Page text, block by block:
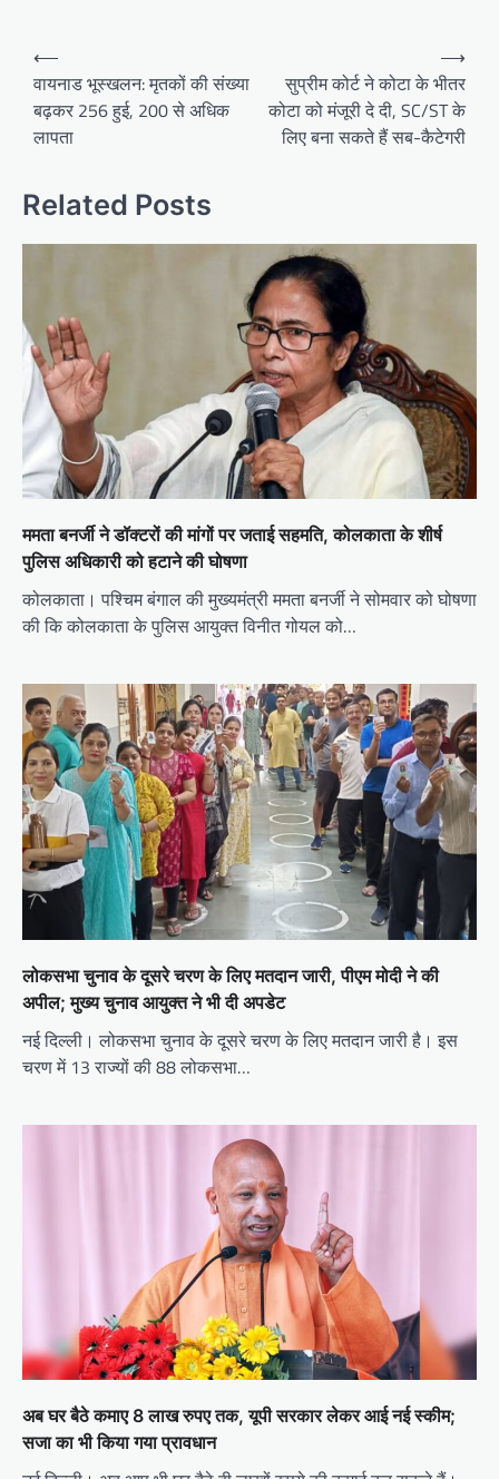
Post
navigation
⟵
वायनाड भूस्खलन: मृतकों की संख्या
बढ़कर 256 हुई, 200 से अधिक
लापता
सुप्रीम कोर्ट ने कोटा के भीतर
कोटा को मंजूरी दे दी, SC/ST के
लिए बना सकते हैं सब-कैटेगरी
⟶
Related Posts
ममता बनर्जी ने डॉक्टरों की मांगों पर जताई सहमति, कोलकाता के शीर्ष
पुलिस अधिकारी को हटाने की घोषणा
कोलकाता। पश्चिम बंगाल की मुख्यमंत्री ममता बनर्जी ने सोमवार को घोषणा
की कि कोलकाता के पुलिस आयुक्त विनीत गोयल को…
लोकसभा चुनाव के दूसरे चरण के लिए मतदान जारी, पीएम मोदी ने की
अपील; मुख्य चुनाव आयुक्त ने भी दी अपडेट
नई दिल्ली। लोकसभा चुनाव के दूसरे चरण के लिए मतदान जारी है। इस
चरण में 13 राज्यों की 88 लोकसभा…
अब घर बैठे कमाए 8 लाख रुपए तक, यूपी सरकार लेकर आई नई स्कीम;
सजा का भी किया गया प्रावधान